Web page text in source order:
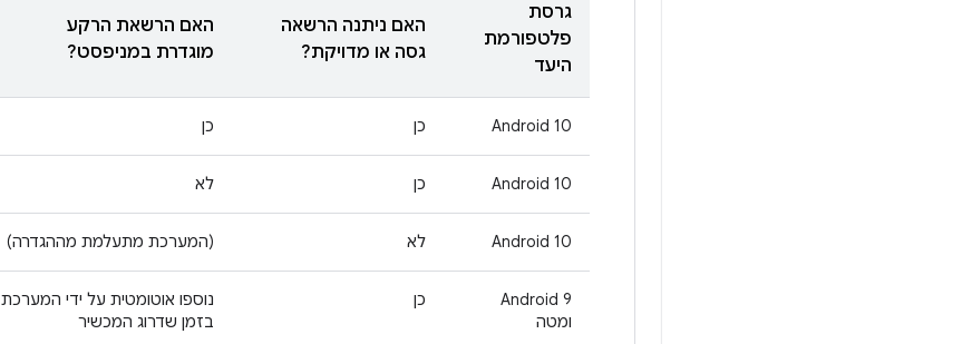
גרסת
פלטפורמת
היעד
האם ניתנה הרשאה
גסה או מדויקת?
האם הרשאת הרקע
מוגדרת במניפסט?
‫Android 10 כן כן
‫Android 10 כן לא
‫Android 10 לא (המערכת מתעלמת מההגדרה)
‫Android 9
ומטה
כן
נוספו אוטומטית על ידי המערכת
בזמן שדרוג המכשיר